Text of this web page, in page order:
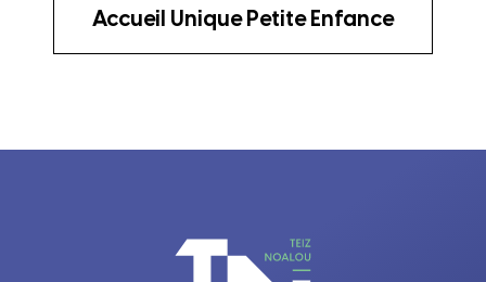
Accueil Unique Petite Enfance